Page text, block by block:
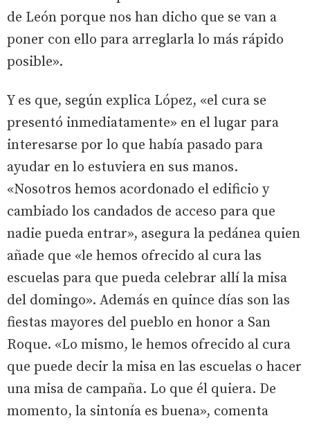
de León porque nos han dicho que se van a
poner con ello para arreglarla lo más rápido
posible».
Y es que, según explica López, «el cura se
presentó inmediatamente» en el lugar para
interesarse por lo que había pasado para
ayudar en lo estuviera en sus manos.
«Nosotros hemos acordonado el edificio y
cambiado los candados de acceso para que
nadie pueda entrar», asegura la pedánea quien
añade que «le hemos ofrecido al cura las
escuelas para que pueda celebrar allí la misa
del domingo». Además en quince días son las
fiestas mayores del pueblo en honor a San
Roque. «Lo mismo, le hemos ofrecido al cura
que puede decir la misa en las escuelas o hacer
una misa de campaña. Lo que él quiera. De
momento, la sintonía es buena», comenta